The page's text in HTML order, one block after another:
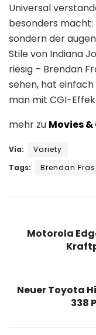
Universal
besonders macht:
sondern der
Stile von Indiana
riesig – Brendan
sehen, hat
man mit CGI-
mehr zu Movies &
Via:
Variety
Tags:
Brendan
Motorola
Neuer Toyota
338